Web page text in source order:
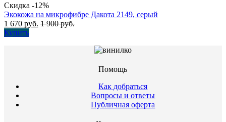
Скидка -12%
Экокожа на микрофибре Дакота 2149, серый
1 670 руб. 1 900руб.
Купить
Помощь
Как добраться
Вопросы и ответы
Публичная оферта